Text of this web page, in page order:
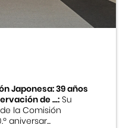
Japonesa: 39 años
de ...:Su
la Comisión
aniversar...